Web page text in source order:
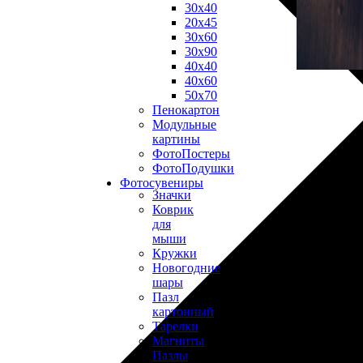
30х40
20х45
30х60
30х90
40х40
40х60
50х70
Пенокартон
Модульные
картины
ФотоПостеры
ФотоПодушки
Фотоcувениры
Значки
Коврик
для
мыши
Кружки
Новогодние
шары
Пазл
картонный
Тарелки
Магниты
Пазлы